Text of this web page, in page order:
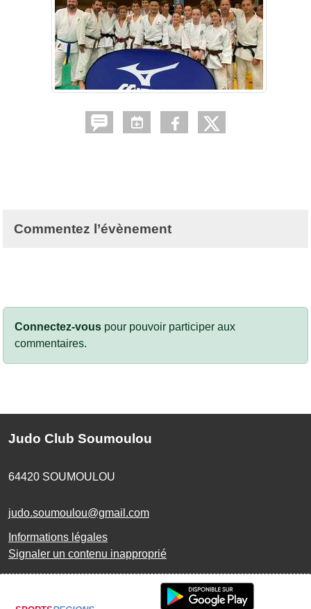
Commentez l’évènement
Connectez-vous pour pouvoir participer aux
commentaires.
Judo Club Soumoulou
64420 SOUMOULOU
judo.soumoulou@gmail.com
Informations légales
Signaler un contenu inapproprié